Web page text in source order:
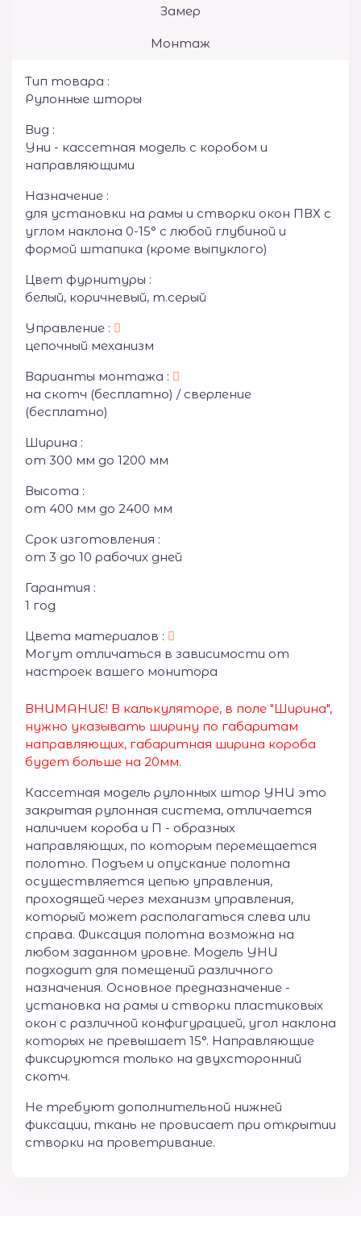
Замер
Монтаж
Тип товара :
Рулонные шторы
Вид :
Уни - кассетная модель с коробом и
направляющими
Назначение :
для установки на рамы и створки окон ПВХ с
углом наклона 0-15° с любой глубиной и
формой штапика (кроме выпуклого)
Цвет фурнитуры :
белый, коричневый, т.серый
Управление :
цепочный механизм
Варианты монтажа :
на скотч (бесплатно) / сверление
(бесплатно)
Ширина :
от 300 мм до 1200 мм
Высота :
от 400 мм до 2400 мм
Срок изготовления :
от 3 до 10 рабочих дней
Гарантия :
1 год
Цвета материалов :
Могут отличаться в зависимости от
настроек вашего монитора
ВНИМАНИЕ! В калькуляторе, в поле "Ширина",
нужно указывать ширину по габаритам
направляющих, габаритная ширина короба
будет больше на 20мм.
Кассетная модель рулонных штор УНИ это
закрытая рулонная система, отличается
наличием короба и П - образных
направляющих, по которым перемещается
полотно. Подъем и опускание полотна
осуществляется цепью управления,
проходящей через механизм управления,
который может располагаться слева или
справа. Фиксация полотна возможна на
любом заданном уровне. Модель УНИ
подходит для помещений различного
назначения. Основное предназначение -
установка на рамы и створки пластиковых
окон с различной конфигурацией, угол наклона
которых не превышает 15°. Направляющие
фиксируются только на двухсторонний
скотч.
Не требуют дополнительной нижней
фиксации, ткань не провисает при открытии
створки на проветривание.